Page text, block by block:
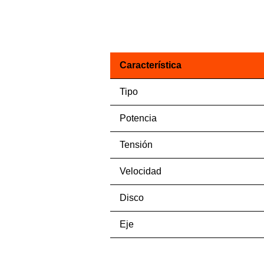
Característica
Tipo
Potencia
Tensión
Velocidad
Disco
Eje